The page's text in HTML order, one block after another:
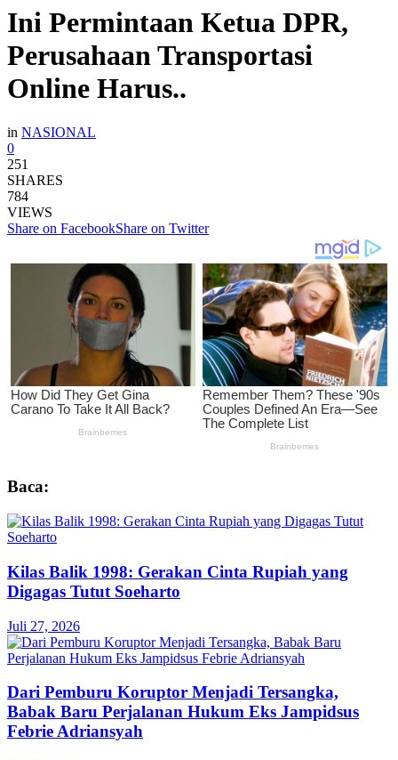
Ini Permintaan Ketua DPR,
Perusahaan Transportasi
Online Harus..
in NASIONAL
0
251
SHARES
784
VIEWS
Share on FacebookShare on Twitter
Baca:
Kilas Balik 1998: Gerakan Cinta Rupiah yang
Digagas Tutut Soeharto
Juli 27, 2026
Dari Pemburu Koruptor Menjadi Tersangka,
Babak Baru Perjalanan Hukum Eks Jampidsus
Febrie Adriansyah